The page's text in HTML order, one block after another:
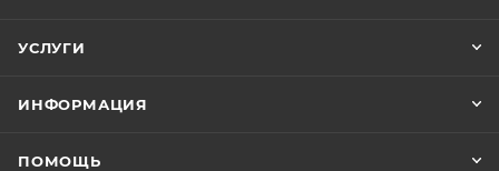
УСЛУГИ
ИНФОРМАЦИЯ
ПОМОЩЬ